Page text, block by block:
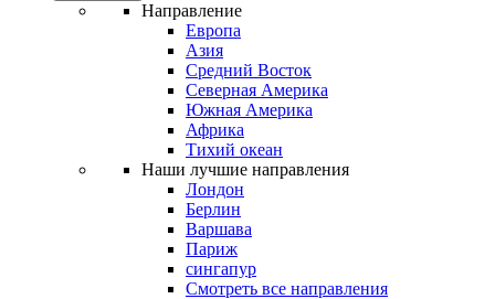
Направление
Европа
Азия
Средний Восток
Северная Америка
Южная Америка
Африка
Тихий океан
Наши лучшие направления
Лондон
Берлин
Варшава
Париж
сингапур
Смотреть все направления